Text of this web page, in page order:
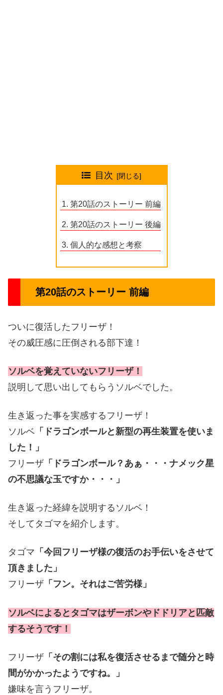
目次
第20話のストーリー 前編
第20話のストーリー 後編
個人的な感想と考察
第20話のストーリー 前編
ついに復活したフリーザ！
その威圧感に圧倒される部下達！
ソルベを覚えていないフリーザ！
説明して思い出してもらうソルベでした。
生き返った事を実感するフリーザ！
ソルベ 「ドラゴンボールと新型の再生装置を使いま
した！」
フリーザ 「ドラゴンボール？あぁ・・・ナメック星
の不思議な玉ですか・・・」
生き返った経緯を説明するソルベ！
そしてタゴマを紹介します。
タゴマ 「今回フリーザ様の復活のお手伝いをさせて
頂きました」
フリーザ 「フン。それはご苦労様」
ソルベによるとタゴマはザーボンやドドリアと匹敵
するそうです！
フリーザ 「その割には私を復活させるまで随分と時
間がかかったようですね。」
嫌味を言うフリーザ。